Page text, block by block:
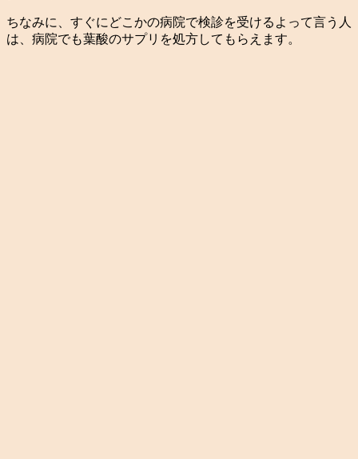
ちなみに、すぐにどこかの病院で検診を受けるよって言う人
は、病院でも葉酸のサプリを処方してもらえます。